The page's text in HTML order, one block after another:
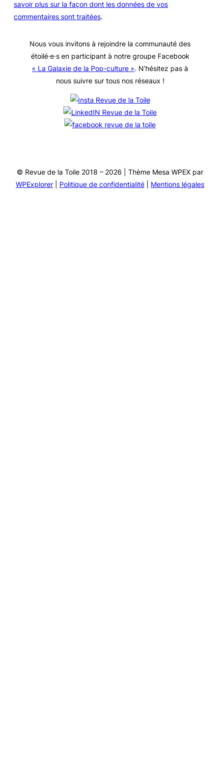
savoir plus sur la façon dont les données de vos
commentaires sont traitées.
Nous vous invitons à rejoindre la communauté des
étoilé·e·s en participant à notre groupe Facebook
« La Galaxie de la Pop-culture ». N’hésitez pas à
nous suivre sur tous nos réseaux !
© Revue de la Toile 2018 – 2026 | Thème Mesa WPEX par
WPExplorer
Politique de confidentialité Mentions légales